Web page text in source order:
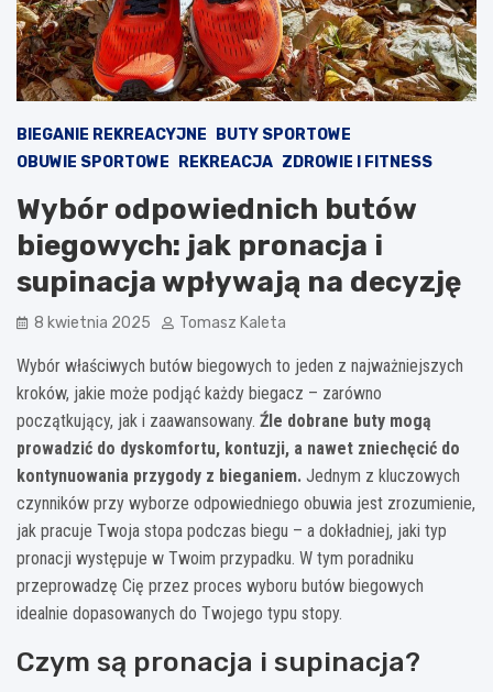
BIEGANIE REKREACYJNE
BUTY SPORTOWE
OBUWIE SPORTOWE
REKREACJA ZDROWIE I FITNESS
Wybór odpowiednich butów
biegowych: jak pronacja i
supinacja wpływają na decyzję
8 kwietnia 2025 Tomasz Kaleta
Wybór właściwych butów biegowych to jeden z najważniejszych
kroków, jakie może podjąć każdy biegacz – zarówno
początkujący, jak i zaawansowany. Źle dobrane buty mogą
prowadzić do dyskomfortu, kontuzji, a nawet zniechęcić do
kontynuowania przygody z bieganiem. Jednym z kluczowych
czynników przy wyborze odpowiedniego obuwia jest zrozumienie,
jak pracuje Twoja stopa podczas biegu – a dokładniej, jaki typ
pronacji występuje w Twoim przypadku. W tym poradniku
przeprowadzę Cię przez proces wyboru butów biegowych
idealnie dopasowanych do Twojego typu stopy.
Czym są pronacja i supinacja?